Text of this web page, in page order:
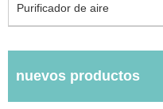
Purificador de aire
nuevos productos